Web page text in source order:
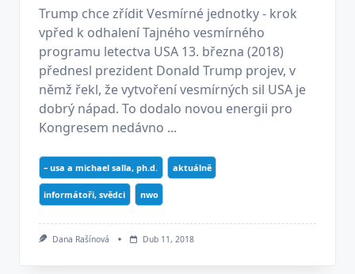
Trump chce zřídit Vesmírné jednotky - krok
vpřed k odhalení Tajného vesmírného
programu letectva USA 13. března (2018)
přednesl prezident Donald Trump projev, v
němž řekl, že vytvoření vesmírných sil USA je
dobrý nápad. To dodalo novou energii pro
Kongresem nedávno ...
– usa a michael salla, ph.d. aktuálně
informátoři, svědci nwo
Dana Rašínová Dub 11, 2018